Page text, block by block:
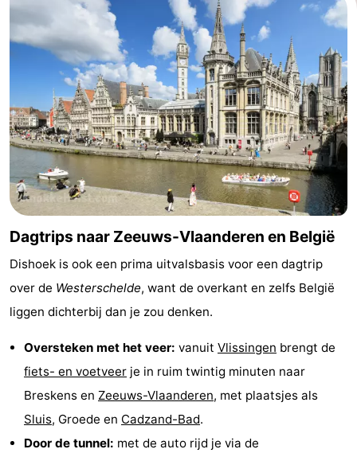
Dagtrips naar Zeeuws-Vlaanderen en België
Dishoek is ook een prima uitvalsbasis voor een dagtrip
over de Westerschelde, want de overkant en zelfs België
liggen dichterbij dan je zou denken.
Oversteken met het veer: vanuit Vlissingen brengt de
fiets- en voetveer je in ruim twintig minuten naar
Breskens en Zeeuws-Vlaanderen, met plaatsjes als
Sluis, Groede en Cadzand-Bad.
Door de tunnel: met de auto rijd je via de